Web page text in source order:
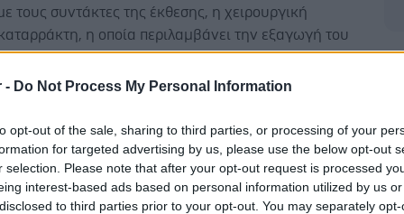
- Do Not Process My Personal Information
opt-out of the sale, sharing to third parties, or processing of your
for targeted advertising by us, please use the below opt-out
selection. Please note that after your opt-out request is processed
interest-based ads based on personal information utilized by us
to third parties prior to your opt-out. You may separately
τους συντάκτες της έκθεσης, η χειρουργική
η οποία περιλαμβάνει την εξαγωγή του
μάτι, πραγματοποιήθηκε λίγο πάνω από 5
φορές στην ΕΕ το 2023. Αυτό αντιστοιχεί σε
κατέγραψε το υψηλότερο ποσοστό, με 1.627,3